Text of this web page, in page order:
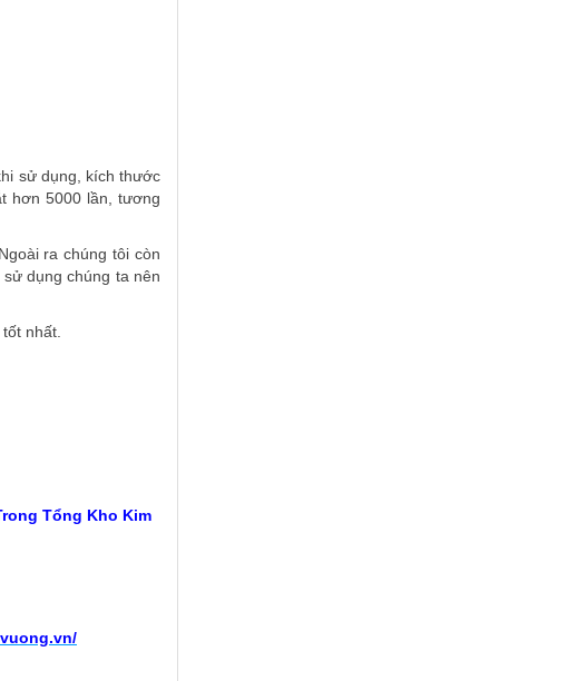
sử dụng, kích thước
hơn 5000 lần, tương
ra chúng tôi còn
dụng chúng ta nên
nhất.
Tổng Kho Kim